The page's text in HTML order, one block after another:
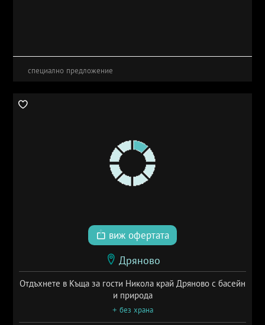
специално предложение
виж офертата
Дряново
Отдъхнете в Къща за гости Никола край Дряново с басейн
и природа
+ без храна